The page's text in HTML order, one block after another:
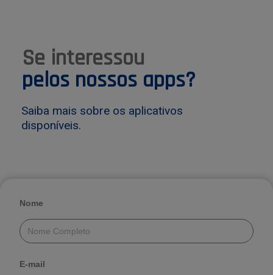
Se interessou
pelos nossos apps?
Saiba mais sobre os aplicativos
disponíveis.
Nome
E-mail